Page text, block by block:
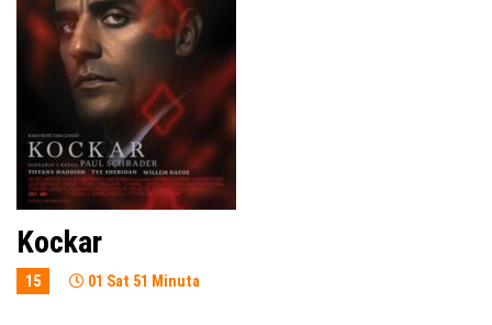
Kockar
15 01 Sat 51 Minuta